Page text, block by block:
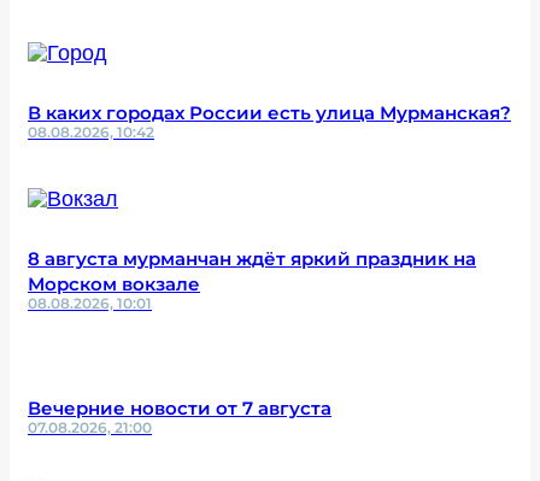
В каких городах России есть улица Мурманская?
08.08.2026, 10:42
8 августа мурманчан ждёт яркий праздник на
Морском вокзале
08.08.2026, 10:01
Вечерние новости от 7 августа
07.08.2026, 21:00